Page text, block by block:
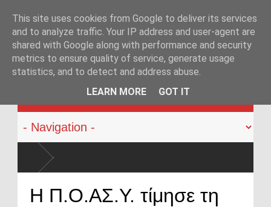
KATEHACKER
Η Π.Ο.ΑΣ.Υ. τίμησε τη
This site uses cookies from Google to deliver its services
and to analyze traffic. Your IP address and user-agent are
shared with Google along with performance and security
metrics to ensure quality of service, generate usage
statistics, and to detect and address abuse.
LEARN MORE
GOT IT